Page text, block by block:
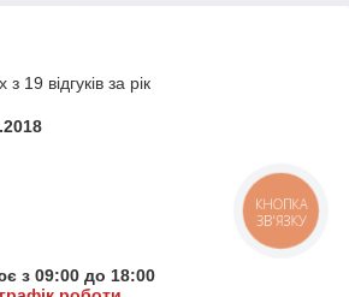
19 відгуків за рік
з 09:00 до 18:00
КНОПКА
ЗВ'ЯЗКУ